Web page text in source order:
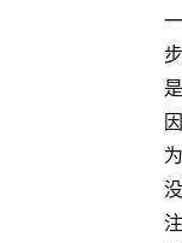
一
步
是
因
为
没
注